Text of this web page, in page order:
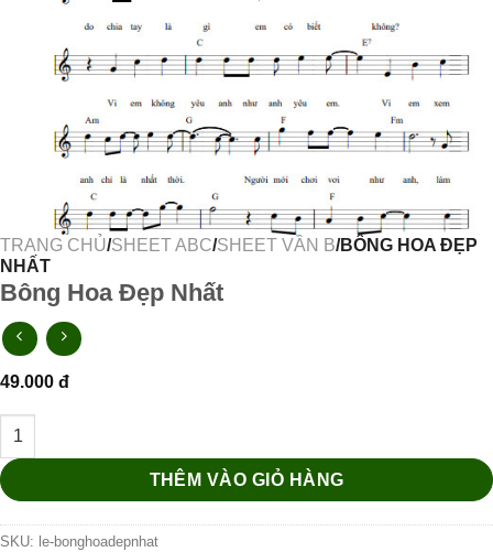
TRANG CHỦ/SHEET ABC/SHEET VẦN B/BÔNG HOA ĐẸP
NHẤT
Bông Hoa Đẹp Nhất
49.000 đ
Bông Hoa Đẹp Nhất số lượng
THÊM VÀO GIỎ HÀNG
SKU: le-bonghoadepnhat